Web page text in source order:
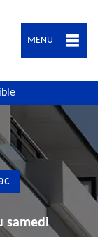
MENU
samedi